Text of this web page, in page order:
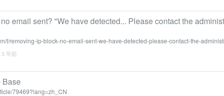
email sent? "We have detected... Please contact the
t/removing-ip-block-no-email-sent-we-have-detected-please-contact-the-
3 年前
Base
79469?lang=zh_CN